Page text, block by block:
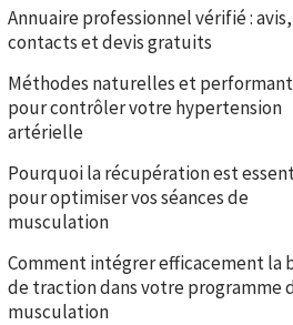
Annuaire professionnel vérifié : avis,
contacts et devis gratuits
Méthodes naturelles et
pour contrôler votre hypertension
artérielle
Pourquoi la récupération est
pour optimiser vos séances de
musculation
Comment intégrer efficacement la
de traction dans votre programme
musculation